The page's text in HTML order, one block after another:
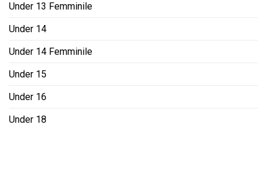
Under 13 Femminile
Under 14
Under 14 Femminile
Under 15
Under 16
Under 18